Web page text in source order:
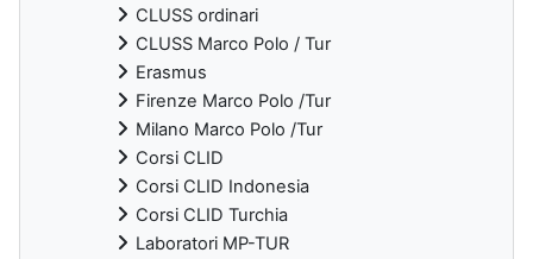
CLUSS ordinari
CLUSS Marco Polo / Tur
Erasmus
Firenze Marco Polo /Tur
Milano Marco Polo /Tur
Corsi CLID
Corsi CLID Indonesia
Corsi CLID Turchia
Laboratori MP-TUR